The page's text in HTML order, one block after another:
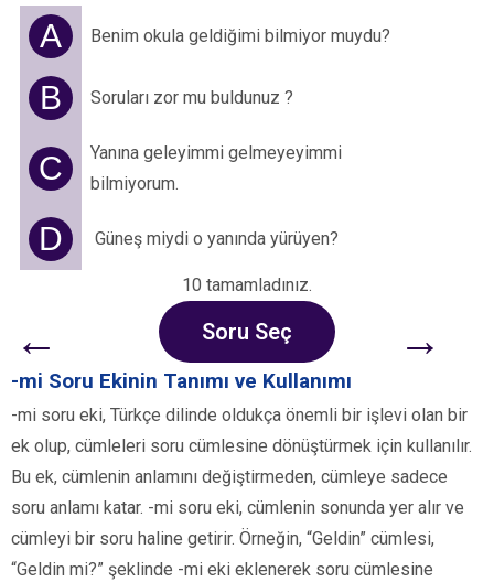
A Benim okula geldiğimi bilmiyor muydu?
B Soruları zor mu buldunuz ?
C
Yanına geleyimmi gelmeyeyimmi
bilmiyorum.
D Güneş miydi o yanında yürüyen?
10 tamamladınız.
← Soru Seç →
-mi Soru Ekinin Tanımı ve Kullanımı
-mi soru eki, Türkçe dilinde oldukça önemli bir işlevi olan bir
ek olup, cümleleri soru cümlesine dönüştürmek için kullanılır.
Bu ek, cümlenin anlamını değiştirmeden, cümleye sadece
soru anlamı katar. -mi soru eki, cümlenin sonunda yer alır ve
cümleyi bir soru haline getirir. Örneğin, “Geldin” cümlesi,
“Geldin mi?” şeklinde -mi eki eklenerek soru cümlesine